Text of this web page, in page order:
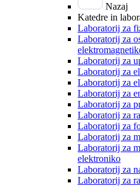
Nazaj
Katedre in
Laboratorij za
Laboratorij za
Laboratorij za
Laboratorij za
Laboratorij za
Laboratorij za
Laboratorij za
Laboratorij za
Laboratorij za
Laboratorij za
Laboratorij za
elektroniko
Laboratorij za
Laboratorij za